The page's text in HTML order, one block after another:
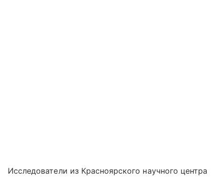
Исследователи из Красноярского научного центра